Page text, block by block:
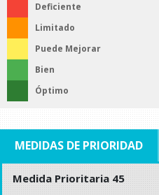
Deficiente
Limitado
Puede Mejorar
Bien
Óptimo
MEDIDAS DE PRIORIDAD
Medida Prioritaria 45